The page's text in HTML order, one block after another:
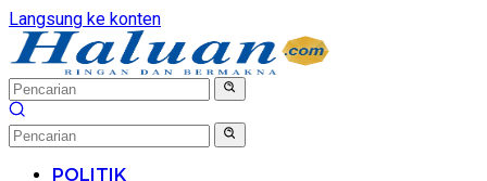
Langsung ke konten
POLITIK